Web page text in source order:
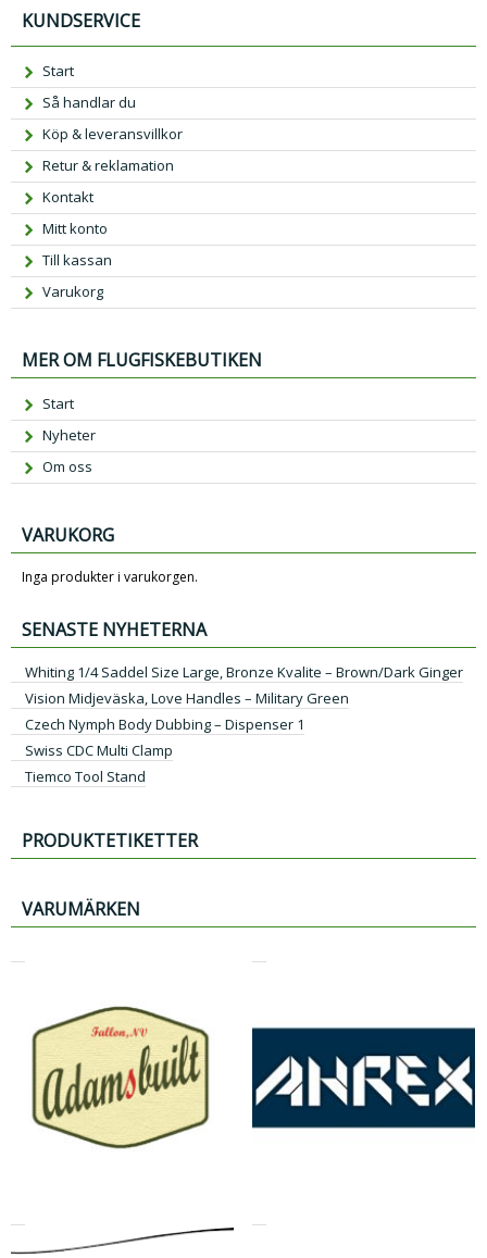
KUNDSERVICE
Start
Så handlar du
Köp & leveransvillkor
Retur & reklamation
Kontakt
Mitt konto
Till kassan
Varukorg
MER OM FLUGFISKEBUTIKEN
Start
Nyheter
Om oss
VARUKORG
Inga produkter i varukorgen.
SENASTE NYHETERNA
Whiting 1/4 Saddel Size Large, Bronze Kvalite – Brown/Dark Ginger
Vision Midjeväska, Love Handles – Military Green
Czech Nymph Body Dubbing – Dispenser 1
Swiss CDC Multi Clamp
Tiemco Tool Stand
PRODUKTETIKETTER
VARUMÄRKEN